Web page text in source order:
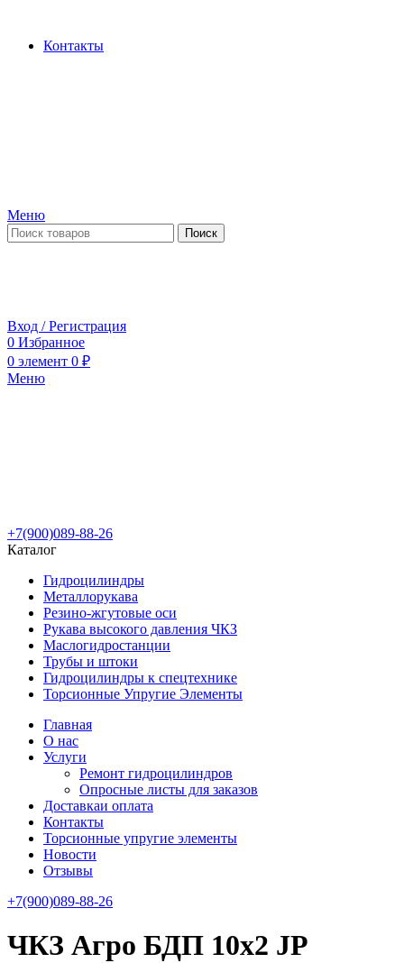
Контакты
Меню
Поиск
Вход / Регистрация
0 Избранное
0 элемент 0 ₽
Меню
+7(900)089-88-26
Каталог
Гидроцилиндры
Металлорукава
Резино-жгутовые оси
Рукава высокого давления ЧКЗ
Маслогидростанции
Трубы и штоки
Гидроцилиндры к спецтехнике
Торсионные Упругие Элементы
Главная
О нас
Услуги
Ремонт гидроцилиндров
Опросные листы для заказов
Доставкаи оплата
Контакты
Торсионные упругие элементы
Новости
Отзывы
+7(900)089-88-26
ЧКЗ Агро БДП 10х2 JP